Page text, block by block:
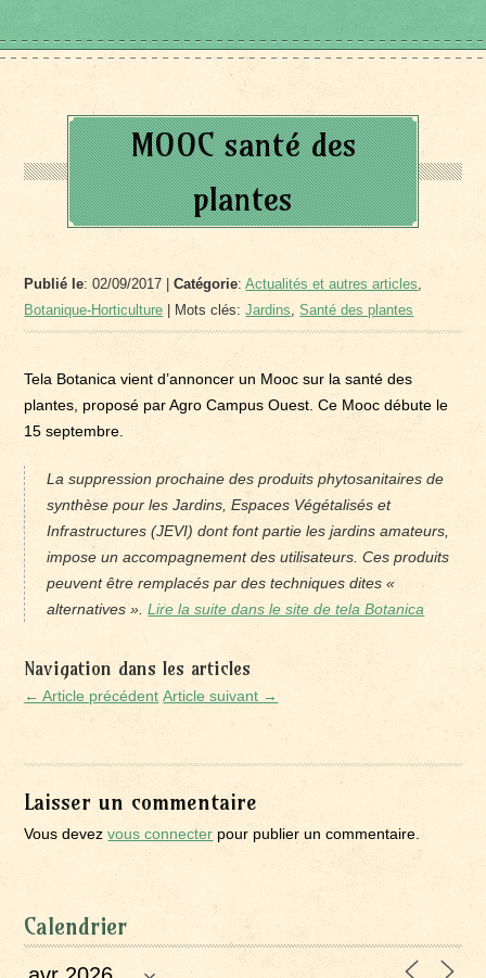
MOOC santé des
plantes
Publié le: 02/09/2017 |Catégorie:Actualités et autres articles,
Botanique-Horticulture | Mots clés:Jardins,Santé des plantes
Tela Botanica vient d’annoncer un Mooc sur la santé des
plantes, proposé par Agro Campus Ouest. Ce Mooc débute le
15 septembre.
La suppression prochaine des produits phytosanitaires de
synthèse pour les Jardins, Espaces Végétalisés et
Infrastructures (JEVI) dont font partie les jardins amateurs,
impose un accompagnement des utilisateurs. Ces produits
peuvent être remplacés par des techniques dites «
alternatives ».Lire la suite dans le site de tela Botanica
Navigation dans les articles
← Article précédent Article suivant →
Laisser un commentaire
Vous devezvous connecter pour publier un commentaire.
Calendrier